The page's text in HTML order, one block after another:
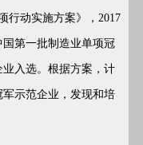
行动实施方案》，2017
第一批制造业单项冠
入选。根据方案，计
军示范企业，发现和培